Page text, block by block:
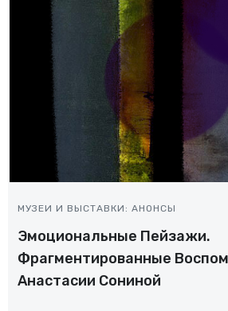
МУЗЕИ И ВЫСТАВКИ: АНОНСЫ
Эмоциональные Пейзажи.
Фрагментированные
Анастасии Сониной